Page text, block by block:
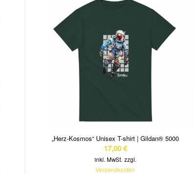
„Herz-Kosmos“ Unisex T-shirt | Gildan® 5000
17,00€
inkl. MwSt. zzgl.
Versandkosten